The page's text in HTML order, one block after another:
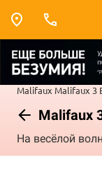
Malifaux Malifaux 3
Malifaux
На весёлой